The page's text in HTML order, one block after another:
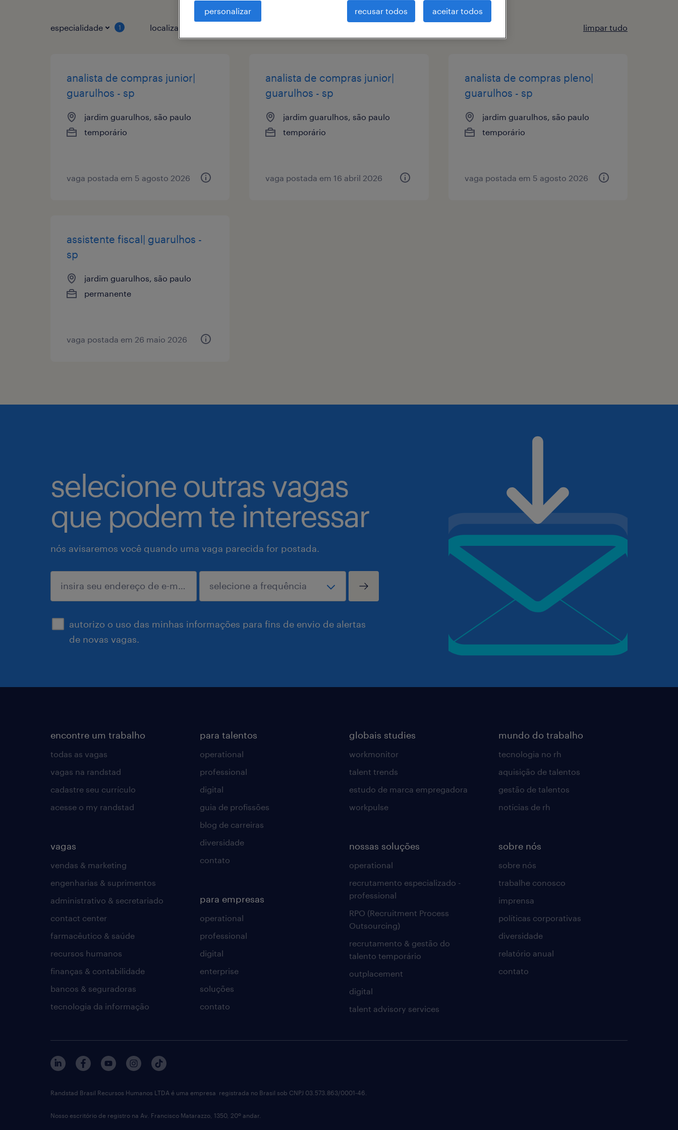
especialidade 1 localização limpar tudo
analista de compras junior|
guarulhos - sp
jardim guarulhos, são paulo
temporário
vaga postada em 5 agosto 2026
analista de compras junior|
guarulhos - sp
jardim guarulhos, são paulo
temporário
vaga postada em 16 abril 2026
analista de compras pleno|
guarulhos - sp
jardim guarulhos, são paulo
temporário
vaga postada em 5 agosto 2026
assistente fiscal| guarulhos -
sp
jardim guarulhos, são paulo
permanente
vaga postada em 26 maio 2026
selecione outras vagas
que podem te interessar
nós avisaremos você quando uma vaga parecida for postada.
autorizo o uso das minhas informações para fins de envio de alertas
de novas vagas.
enviar
encontre um trabalho
todas as vagas
vagas na randstad
cadastre seu currículo
acesse o my randstad
vagas
vendas & marketing
engenharias & suprimentos
administrativo & secretariado
contact center
farmacêutico & saúde
recursos humanos
finanças & contabilidade
bancos & seguradoras
tecnologia da informação
para talentos
operational
professional
digital
guia de profissões
blog de carreiras
diversidade
contato
para empresas
operational
professional
digital
enterprise
soluções
contato
globais studies
workmonitor
talent trends
estudo de marca empregadora
workpulse
nossas soluções
operational
recrutamento especializado -
professional
RPO (Recruitment Process
Outsourcing)
recrutamento & gestão do
talento temporário
outplacement
digital
talent advisory services
mundo do trabalho
tecnologia no rh
aquisição de talentos
gestão de talentos
notícias de rh
sobre nós
sobre nós
trabalhe conosco
imprensa
políticas corporativas
diversidade
relatório anual
contato
Randstad Brasil Recursos Humanos LTDA é uma empresa registrada no Brasil sob CNPJ 03.573.863/0001-46.
Nosso escritório de registro na Av. Francisco Matarazzo, 1350, 20º andar.
personalizar recusar todos aceitar todos